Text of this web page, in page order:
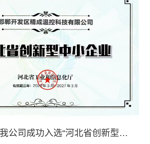
热烈祝贺我公司成功入选“河北省创新型中小企业”